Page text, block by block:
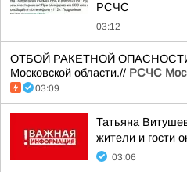
РСЧС
03:12
ОТБОЙ РАКЕТНОЙ ОПАСНОСТИ
Московской области.// РСЧС
03:09
Татьяна
жители и гости
03:06